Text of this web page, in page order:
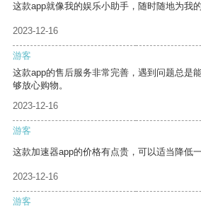
这款app就像我的娱乐小助手，随时随地为我
2023-12-16
游客
这款app的售后服务非常完善，遇到问题总是
够放心购物。
2023-12-16
游客
这款加速器app的价格有点贵，可以适当降低
2023-12-16
游客